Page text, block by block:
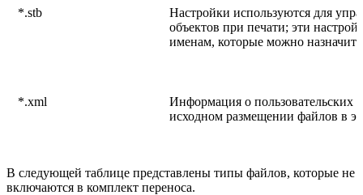
*.stb
Настройки используются для
объектов при печати; эти
именам, которые можно
*.xml
Информация о пользовательских
исходном размещении файлов в
В следующей таблице представлены типы файлов, которые не
включаются в комплект переноса.